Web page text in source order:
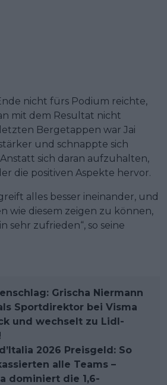
nicht fürs Podium reichte,
mit dem Resultat nicht
Bergetappen war Jai
und schnappte sich
sich daran aufzuhalten,
die positiven Aspekte hervor.
alles besser ineinander, und
wie diesem zeigen zu können,
sehr zufrieden“, so seine
Grischa Niermann
Sportdirektor bei Visma
und wechselt zu Lidl-
2026 Preisgeld: So
alle Teams –
dominiert die 1,6-